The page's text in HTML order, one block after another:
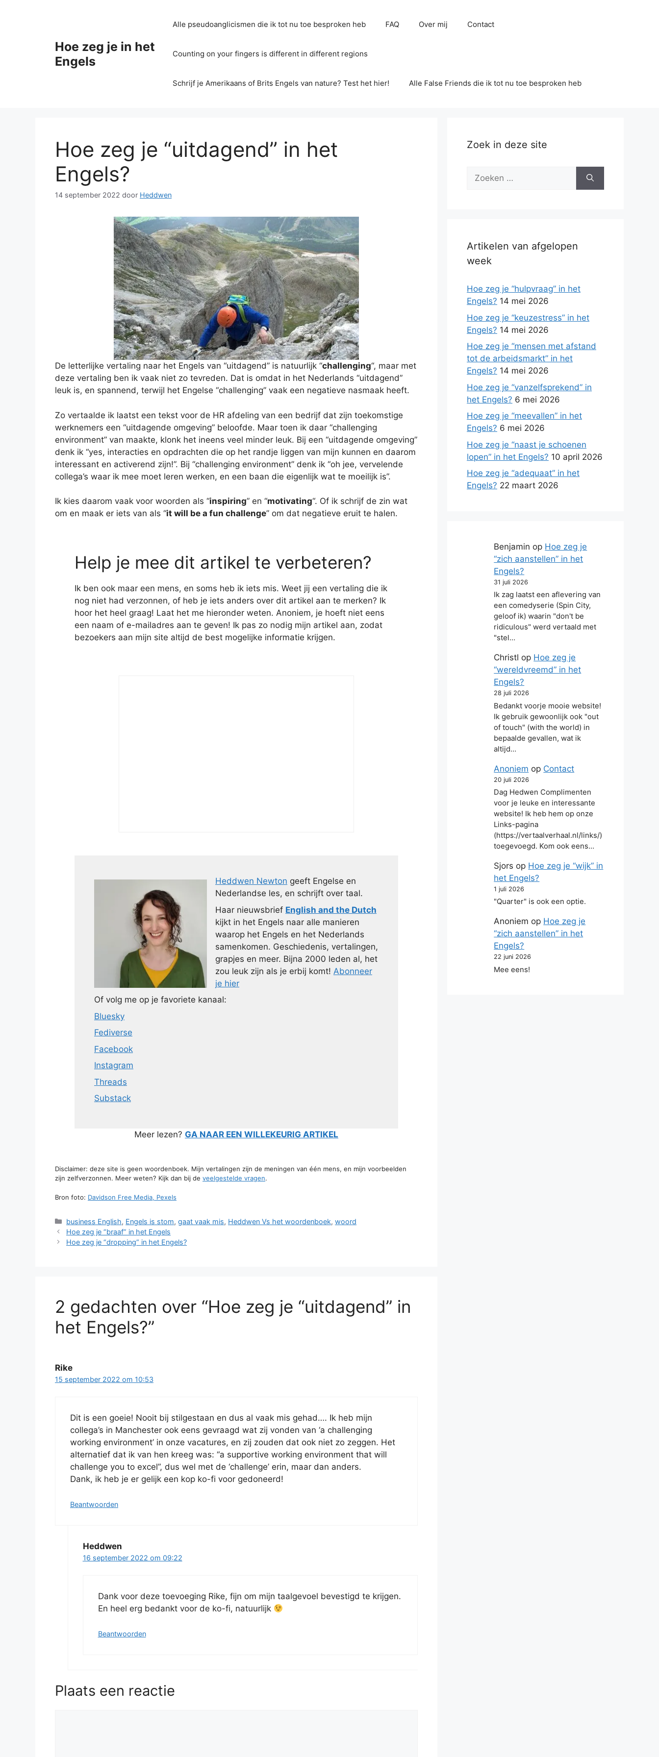
Hoe zeg je in het
Engels
Alle pseudoanglicismen die ik tot nu toe besproken heb FAQ Over mij Contact
Counting on your fingers is different in different regions
Schrijf je Amerikaans of Brits Engels van nature? Test het hier! Alle False Friends die ik tot nu toe besproken heb
Hoe zeg je “uitdagend” in het
Engels?
14 september 2022 door Heddwen
De letterlijke vertaling naar het Engels van “uitdagend” is natuurlijk “challenging“, maar met
deze vertaling ben ik vaak niet zo tevreden. Dat is omdat in het Nederlands “uitdagend”
leuk is, en spannend, terwijl het Engelse “challenging” vaak een negatieve nasmaak heeft.
Zo vertaalde ik laatst een tekst voor de HR afdeling van een bedrijf dat zijn toekomstige
werknemers een “uitdagende omgeving” beloofde. Maar toen ik daar “challenging
environment” van maakte, klonk het ineens veel minder leuk. Bij een “uitdagende omgeving”
denk ik “yes, interacties en opdrachten die op het randje liggen van mijn kunnen en daarom
interessant en activerend zijn!”. Bij “challenging environment” denk ik “oh jee, vervelende
collega’s waar ik mee moet leren werken, en een baan die eigenlijk wat te moeilijk is”.
Ik kies daarom vaak voor woorden als “inspiring” en “motivating“. Of ik schrijf de zin wat
om en maak er iets van als “it will be a fun challenge” om dat negatieve eruit te halen.
Help je mee dit artikel te verbeteren?
Ik ben ook maar een mens, en soms heb ik iets mis. Weet jij een vertaling die ik
nog niet had verzonnen, of heb je iets anders over dit artikel aan te merken? Ik
hoor het heel graag! Laat het me hieronder weten. Anoniem, je hoeft niet eens
een naam of e-mailadres aan te geven! Ik pas zo nodig mijn artikel aan, zodat
bezoekers aan mijn site altijd de best mogelijke informatie krijgen.
Heddwen Newton geeft Engelse en
Nederlandse les, en schrijft over taal.
Haar nieuwsbrief English and the Dutch
kijkt in het Engels naar alle manieren
waarop het Engels en het Nederlands
samenkomen. Geschiedenis, vertalingen,
grapjes en meer. Bijna 2000 leden al, het
zou leuk zijn als je erbij komt! Abonneer
je hier
Of volg me op je favoriete kanaal:
Bluesky
Fediverse
Facebook
Instagram
Threads
Substack
Meer lezen? GA NAAR EEN WILLEKEURIG ARTIKEL
Disclaimer: deze site is geen woordenboek. Mijn vertalingen zijn de meningen van één mens, en mijn voorbeelden
zijn zelfverzonnen. Meer weten? Kijk dan bij de veelgestelde vragen.
Bron foto: Davidson Free Media, Pexels
Categorieën
business English, Engels is stom,gaat vaak mis, Heddwen Vs het woordenboek,woord
Hoe zeg je “braaf” in het Engels
Hoe zeg je “dropping” in het Engels?
2 gedachten over “Hoe zeg je “uitdagend” in
het Engels?”
Rike
15 september 2022 om 10:53
Dit is een goeie! Nooit bij stilgestaan en dus al vaak mis gehad…. Ik heb mijn
collega’s in Manchester ook eens gevraagd wat zij vonden van ‘a challenging
working environment’ in onze vacatures, en zij zouden dat ook niet zo zeggen. Het
alternatief dat ik van hen kreeg was: “a supportive working environment that will
challenge you to excel”, dus wel met de ‘challenge’ erin, maar dan anders.
Dank, ik heb je er gelijk een kop ko-fi voor gedoneerd!
Beantwoorden
Heddwen
16 september 2022 om 09:22
Dank voor deze toevoeging Rike, fijn om mijn taalgevoel bevestigd te krijgen.
En heel erg bedankt voor de ko-fi, natuurlijk
Beantwoorden
Plaats een reactie
Zoek in deze site
Zoek
Artikelen van afgelopen
week
Hoe zeg je “hulpvraag” in het
Engels? 14 mei 2026
Hoe zeg je “keuzestress” in het
Engels? 14 mei 2026
Hoe zeg je “mensen met afstand
tot de arbeidsmarkt” in het
Engels? 14 mei 2026
Hoe zeg je “vanzelfsprekend” in
het Engels? 6 mei 2026
Hoe zeg je “meevallen” in het
Engels? 6 mei 2026
Hoe zeg je “naast je schoenen
lopen” in het Engels? 10 april 2026
Hoe zeg je “adequaat” in het
Engels? 22 maart 2026
Benjamin op Hoe zeg je
“zich aanstellen” in het
Engels?
31 juli 2026
Ik zag laatst een aflevering van
een comedyserie (Spin City,
geloof ik) waarin "don't be
ridiculous" werd vertaald met
"stel…
Christl op Hoe zeg je
“wereldvreemd” in het
Engels?
28 juli 2026
Bedankt voorje mooie website!
Ik gebruik gewoonlijk ook "out
of touch" (with the world) in
bepaalde gevallen, wat ik
altijd…
Anoniem op Contact
20 juli 2026
Dag Hedwen Complimenten
voor je leuke en interessante
website! Ik heb hem op onze
Links-pagina
(https://vertaalverhaal.nl/links/)
toegevoegd. Kom ook eens…
Sjors op Hoe zeg je “wijk” in
het Engels?
1 juli 2026
"Quarter" is ook een optie.
Anoniem op Hoe zeg je
“zich aanstellen” in het
Engels?
22 juni 2026
Mee eens!